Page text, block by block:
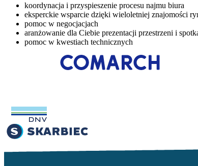
koordynacja i przyspieszenie procesu najmu biura
eksperckie wsparcie dzięki wieloletniej znajomości
pomoc w negocjacjach
aranżowanie dla Ciebie prezentacji przestrzeni i
pomoc w kwestiach technicznych